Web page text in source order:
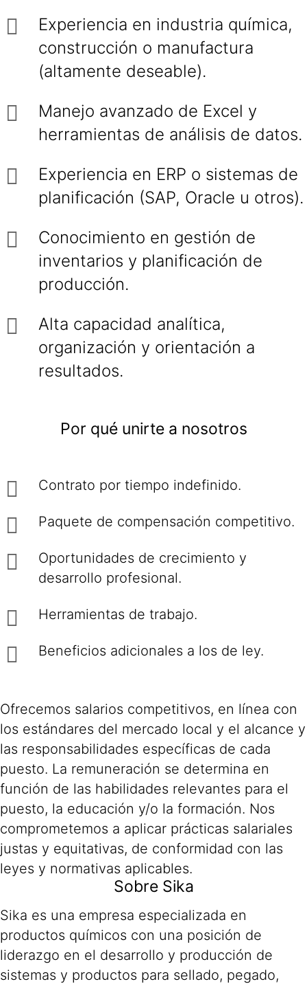
Experiencia en industria química,
construcción o manufactura
(altamente deseable).
Manejo avanzado de Excel y
herramientas de análisis de datos.
Experiencia en ERP o sistemas de
planificación (SAP, Oracle u otros).
Conocimiento en gestión de
inventarios y planificación de
producción.
Alta capacidad analítica,
organización y orientación a
resultados.
Por qué unirte a nosotros
Contrato por tiempo indefinido.
Paquete de compensación competitivo.
Oportunidades de crecimiento y
desarrollo profesional.
Herramientas de trabajo.
Beneficios adicionales a los de ley.
Ofrecemos salarios competitivos, en línea con
los estándares del mercado local y el alcance y
las responsabilidades específicas de cada
puesto. La remuneración se determina en
función de las habilidades relevantes para el
puesto, la educación y/o la formación. Nos
comprometemos a aplicar prácticas salariales
justas y equitativas, de conformidad con las
leyes y normativas aplicables.
Sobre Sika
Sika es una empresa especializada en
productos químicos con una posición de
liderazgo en el desarrollo y producción de
sistemas y productos para sellado, pegado,